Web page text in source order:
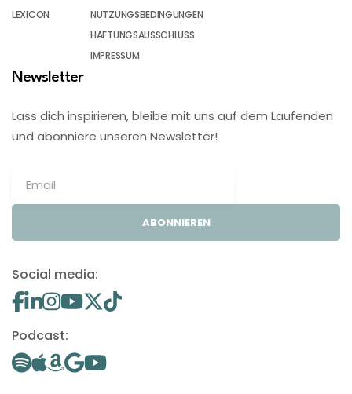
LEXICON
NUTZUNGSBEDINGUNGEN
HAFTUNGSAUSSCHLUSS
IMPRESSUM
Newsletter
Lass dich inspirieren, bleibe mit uns auf dem Laufenden
und abonniere unseren Newsletter!
ABONNIEREN
Social media:
Podcast: